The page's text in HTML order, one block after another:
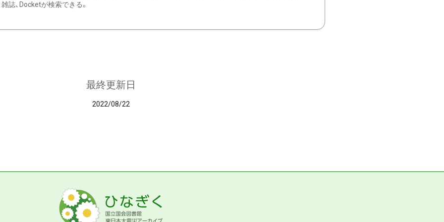
雑誌、Docketが検索できる。
最終更新日
2022/08/22